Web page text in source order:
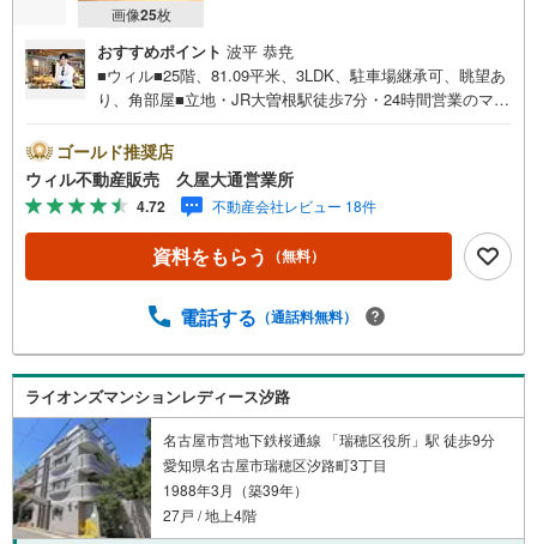
画像25枚
おすすめポイント 波平 恭尭
■ウィル■25階、81.09平米、3LDK、駐車場継承可、眺望あ
り、角部屋■立地・JR大曽根駅徒歩7分・24時間営業のマッ
分、中学校徒歩9分■マンション・30階建てのタワーマンシ
ョン・各階ゴミ出しスペースあり・ダブルオートロックで
セキュリティ充実・全戸分の自走式駐車場完備・敷地内に
公園や広場もあります・キッズルームやゲストルームあ
り・コンシェルジュサービスあり・直近で大規模修繕実施
済み■専有部分・25階角部屋につき、採光・通風・眺望良
す。・3LDK,81.09平米で使いやすい間取りです。・室内リ
ゴールド推奨店
ウィル不動産販売 久屋大通営業所
4.72 不動産会社レビュー 18件
資料をもらう （無料）
電話する （通話料無料）
ライオンズマンションレディース汐路
名古屋市営地下鉄桜通線 「瑞穂区役所」駅 徒歩9分
愛知県名古屋市瑞穂区汐路町3丁目
1988年3月（築39年）
27戸 / 地上4階